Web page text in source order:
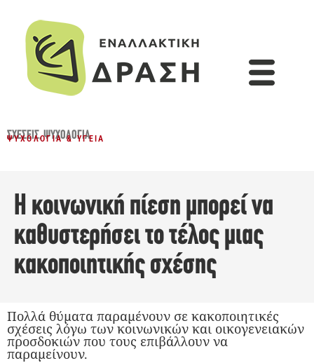
ΣΧΈΣΕΙΣ,ΨΥΧΟΛΟΓΊΑ
ΨΥΧΟΛΟΓΊΑ & ΥΓΕΊΑ
Η κοινωνική πίεση μπορεί να
καθυστερήσει το τέλος μιας
κακοποιητικής σχέσης
Πολλά θύματα παραμένουν σε κακοποιητικές
σχέσεις λόγω των κοινωνικών και οικογενειακών
προσδοκιών που τους επιβάλλουν να
παραμείνουν.